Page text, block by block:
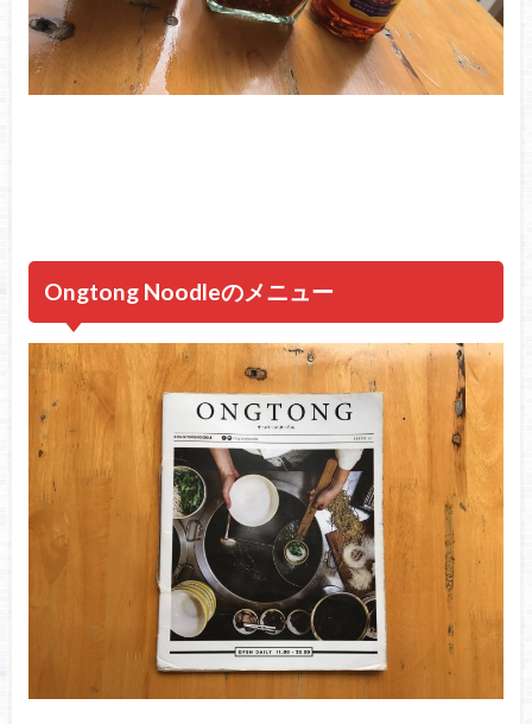
Ongtong Noodleのメニュー